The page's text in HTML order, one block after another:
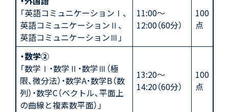
「英語コミュニケーションⅠ、
英語コミュニケーションⅡ、
英語コミュニケーションⅢ」
11:00～
12:00（60分）
100
点
・数学②
「数学Ⅰ・数学Ⅱ・数学Ⅲ（極
限、微分法）・数学A・数学B（数
列）・数学C（ベクトル、平面上
の曲線と複素数平面）」
13:20～
14:20（60分）
100
点